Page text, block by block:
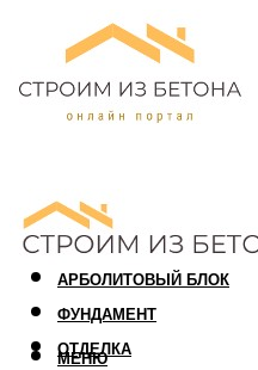
ПЕНОБЛОК
ГАЗОБЛОК
АРБОЛИТОВЫЙ БЛОК
ФУНДАМЕНТ
ОТДЕЛКА
МЕНЮ